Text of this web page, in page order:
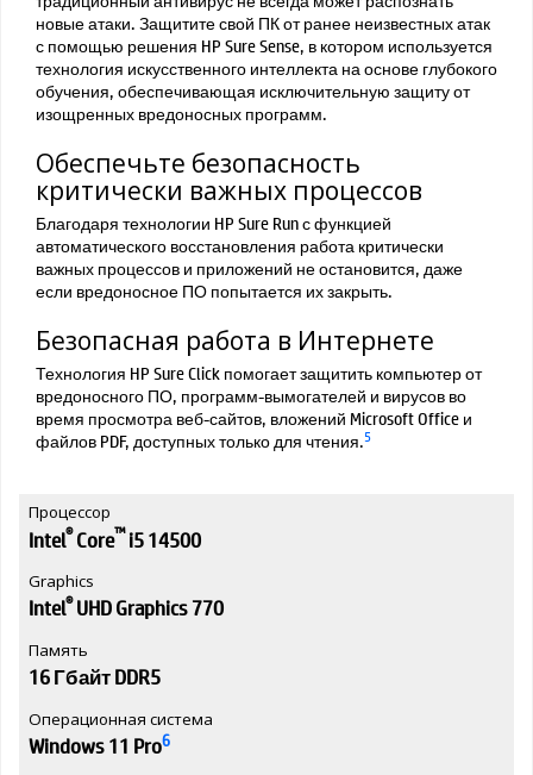
новые атаки. Защитите свой ПК от ранее неизвестных атак
с помощью решения HP Sure Sense, в котором используется
технология искусственного интеллекта на основе глубокого
обучения, обеспечивающая исключительную защиту от
изощренных вредоносных программ.
Обеспечьте безопасность
критически важных процессов
Благодаря технологии HP Sure Run с функцией
автоматического восстановления работа критически
важных процессов и приложений не остановится, даже
если вредоносное ПО попытается их закрыть.
Безопасная работа в Интернете
Технология HP Sure Click помогает защитить компьютер от
вредоносного ПО, программ-вымогателей и вирусов во
время просмотра веб-сайтов, вложений Microsoft Office и
файлов PDF, доступных только для чтения.5
Процессор
Intel®Core™i5 14500
Graphics
Intel®UHD Graphics 770
Память
16 Гбайт DDR5
Операционная система
Windows 11 Pro6